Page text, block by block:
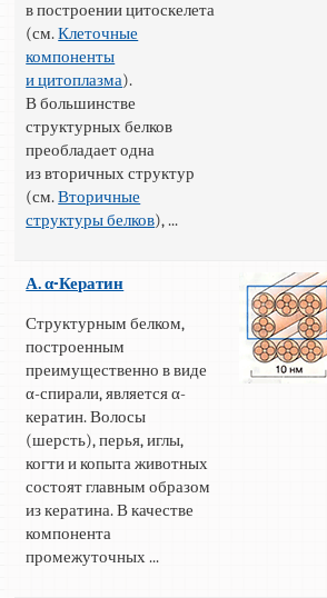
в построении цитоскелета
(см.Клеточные
компоненты
и цитоплазма).
В большинстве
структурных белков
преобладает одна
из вторичных структур
(см.Вторичные
структуры белков), ...
А. α-Кератин
Структурным белком,
построенным
преимущественно в виде
α-спирали, является α-
кератин. Волосы
(шерсть), перья, иглы,
когти и копыта животных
состоят главным образом
из кератина. В качестве
компонента
промежуточных ...